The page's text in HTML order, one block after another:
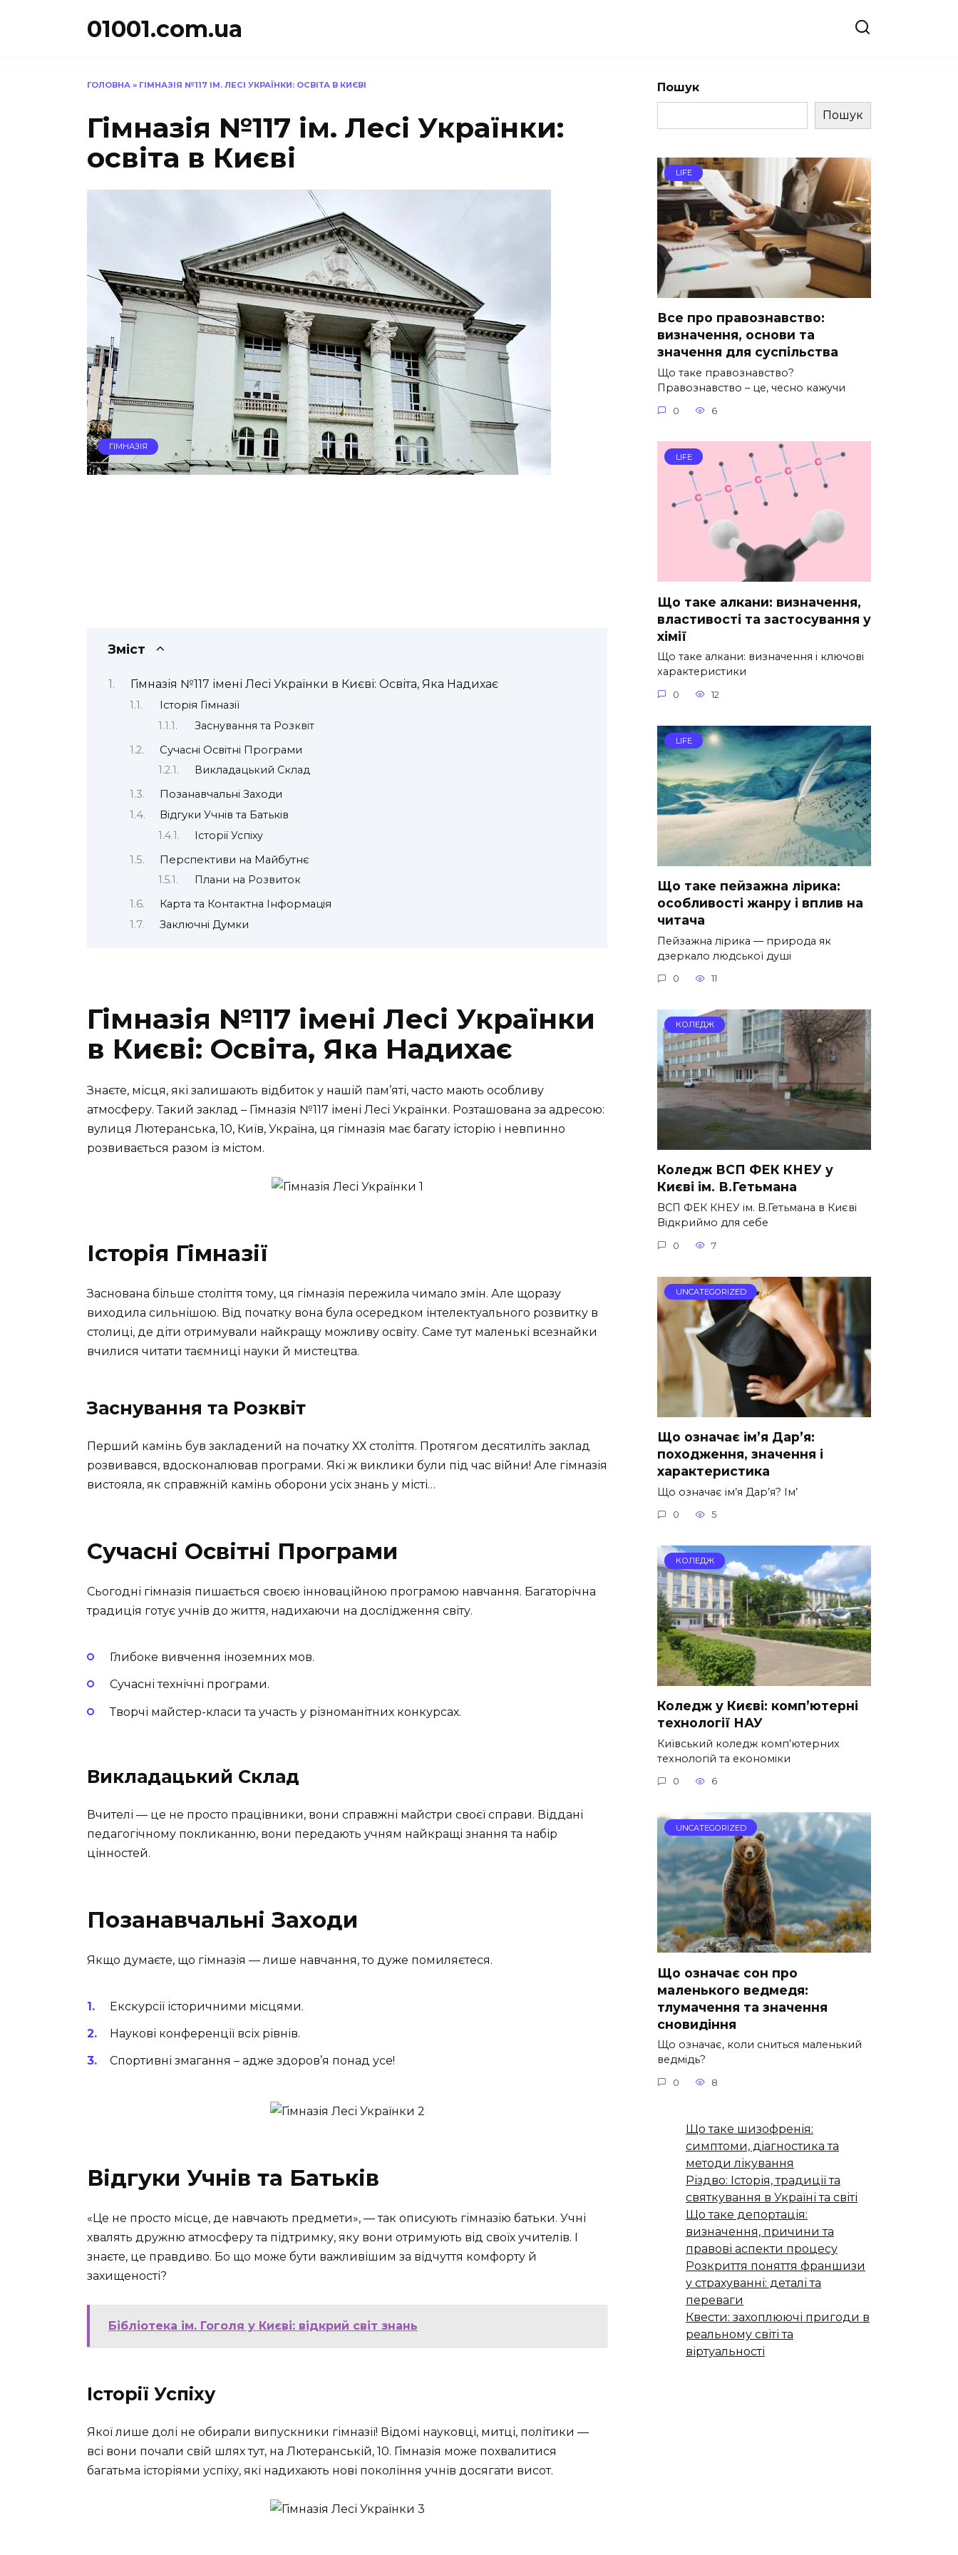
01001.com.ua
ГОЛОВНА » ГІМНАЗІЯ №117 ІМ. ЛЕСІ УКРАЇНКИ: ОСВІТА В КИЄВІ
Гімназія №117 ім. Лесі Українки:
освіта в Києві
ГІМНАЗІЯ
Зміст
Гімназія №117 імені Лесі Українки в Києві: Освіта, Яка Надихає
Історія Гімназії
Заснування та Розквіт
Сучасні Освітні Програми
Викладацький Склад
Позанавчальні Заходи
Відгуки Учнів та Батьків
Історії Успіху
Перспективи на Майбутнє
Плани на Розвиток
Карта та Контактна Інформація
Заключні Думки
Гімназія №117 імені Лесі Українки
в Києві: Освіта, Яка Надихає
Знаєте, місця, які залишають відбиток у нашій пам’яті, часто мають особливу
атмосферу. Такий заклад – Гімназія №117 імені Лесі Українки. Розташована за адресою:
вулиця Лютеранська, 10, Київ, Україна, ця гімназія має багату історію і невпинно
розвивається разом із містом.
Історія Гімназії
Заснована більше століття тому, ця гімназія пережила чимало змін. Але щоразу
виходила сильнішою. Від початку вона була осередком інтелектуального розвитку в
столиці, де діти отримували найкращу можливу освіту. Саме тут маленькі всезнайки
вчилися читати таємниці науки й мистецтва.
Заснування та Розквіт
Перший камінь був закладений на початку ХХ століття. Протягом десятиліть заклад
розвивався, вдосконалював програми. Які ж виклики були під час війни! Але гімназія
вистояла, як справжній камінь оборони усіх знань у місті…
Сучасні Освітні Програми
Сьогодні гімназія пишається своєю інноваційною програмою навчання. Багаторічна
традиція готує учнів до життя, надихаючи на дослідження світу.
Глибоке вивчення іноземних мов.
Сучасні технічні програми.
Творчі майстер-класи та участь у різноманітних конкурсах.
Викладацький Склад
Вчителі — це не просто працівники, вони справжні майстри своєї справи. Віддані
педагогічному покликанню, вони передають учням найкращі знання та набір
цінностей.
Позанавчальні Заходи
Якщо думаєте, що гімназія — лише навчання, то дуже помиляєтеся.
Екскурсії історичними місцями.
Наукові конференції всіх рівнів.
Спортивні змагання – адже здоров’я понад усе!
Відгуки Учнів та Батьків
«Це не просто місце, де навчають предмети», — так описують гімназію батьки. Учні
хвалять дружню атмосферу та підтримку, яку вони отримують від своїх учителів. І
знаєте, це правдиво. Бо що може бути важливішим за відчуття комфорту й
захищеності?
Бібліотека ім. Гоголя у Києві: відкрий світ знань
Історії Успіху
Якої лише долі не обирали випускники гімназії! Відомі науковці, митці, політики —
всі вони почали свій шлях тут, на Лютеранській, 10. Гімназія може похвалитися
багатьма історіями успіху, які надихають нові покоління учнів досягати висот.
Пошук
Пошук
LIFE
Все про правознавство:
визначення, основи та
значення для суспільства
Що таке правознавство?
Правознавство – це, чесно кажучи
0 6
LIFE
Що таке алкани: визначення,
властивості та застосування у
хімії
Що таке алкани: визначення і ключові
характеристики
0 12
LIFE
Що таке пейзажна лірика:
особливості жанру і вплив на
читача
Пейзажна лірика — природа як
дзеркало людської душі
0 11
КОЛЕДЖ
Коледж ВСП ФЕК КНЕУ у
Києві ім. В.Гетьмана
ВСП ФЕК КНЕУ ім. В.Гетьмана в Києві
Відкриймо для себе
0 7
UNCATEGORIZED
Що означає ім’я Дар’я:
походження, значення і
характеристика
Що означає ім’я Дар’я? Ім’
0 5
КОЛЕДЖ
Коледж у Києві: комп’ютерні
технології НАУ
Київський коледж комп’ютерних
технологій та економіки
0 6
UNCATEGORIZED
Що означає сон про
маленького ведмедя:
тлумачення та значення
сновидіння
Що означає, коли сниться маленький
ведмідь?
0 8
Що таке шизофренія:
симптоми, діагностика та
методи лікування
Різдво: Історія, традиції та
святкування в Україні та світі
Що таке депортація:
визначення, причини та
правові аспекти процесу
Розкриття поняття франшизи
у страхуванні: деталі та
переваги
Квести: захоплюючі пригоди в
реальному світі та
віртуальності